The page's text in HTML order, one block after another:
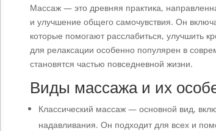
Массаж — это древняя практика,
и улучшение общего самочувствия. Он
которые помогают расслабиться,
для релаксации особенно популярен в
становятся частью повседневной жизни.
Виды массажа и их
Классический массаж — основной вид,
надавливания. Он подходит для всех и